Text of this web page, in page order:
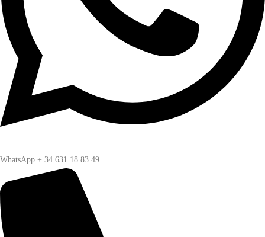
WhatsApp + 34 631 18 83 49